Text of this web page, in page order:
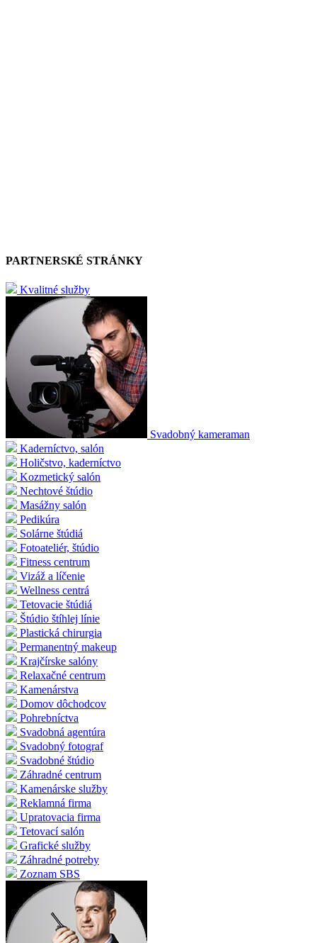
PARTNERSKÉ STRÁNKY
Kvalitné služby
Svadobný kameraman
Kaderníctvo, salón
Holičstvo, kaderníctvo
Kozmetický salón
Nechtové štúdio
Masážny salón
Pedikúra
Solárne štúdiá
Fotoateliér, štúdio
Fitness centrum
Vizáž a líčenie
Wellness centrá
Tetovacie štúdiá
Štúdio štíhlej línie
Plastická chirurgia
Permanentný makeup
Krajčírske salóny
Relaxačné centrum
Kamenárstva
Domov dôchodcov
Pohrebníctva
Svadobná agentúra
Svadobný fotograf
Svadobné štúdio
Záhradné centrum
Kamenárske služby
Reklamná firma
Upratovacia firma
Tetovací salón
Grafické služby
Záhradné potreby
Zoznam SBS